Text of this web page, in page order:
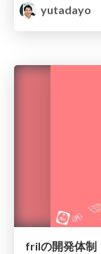
yutadayo
frilの開発体制